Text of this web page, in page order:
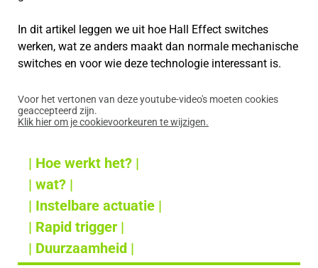
In dit artikel leggen we uit hoe Hall Effect switches
werken, wat ze anders maakt dan normale mechanische
switches en voor wie deze technologie interessant is.
Voor het vertonen van deze youtube-video's moeten cookies
geaccepteerd zijn.
Klik hier om je cookievoorkeuren te wijzigen.
| Hoe werkt het? |
| wat? |
| Instelbare actuatie |
| Rapid trigger |
| Duurzaamheid |